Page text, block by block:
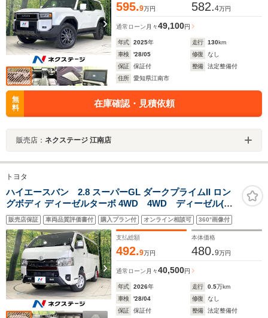
595.9万円 582.4万円
通常ローン 月々49,100円
年式 2025年 走行 130km
車検
'28/05 修復
なし
保証
保証付 整備
法定整備付
住所
愛知県江南市
無
料
在庫確認・見積依頼
販売店： ネクステージ 江南店
トヨタ
ハイエースバン 2.8 スーパーGL ダークプライムII ロン
グボディ ディーゼルターボ 4WD 4WD ディーゼル(軽
油) 禁煙車 両側電動ドア 100V電源 衝突被害軽減シ
ステム コーナーセンサー スマートキー LEDヘッ
ド ETC2.0 オートハイビーム 車線逸脱警報 オート
ライト
販売店保証 車両品質評価書付 購入プラン付 オンライン相談可 360°画像付
支払総額
492.9万円
本体価格
480.9万円
通常ローン 月々40,500円
年式 2026年 走行 0.5万km
車検
'28/04 修復
なし
保証
保証付 整備
法定整備付